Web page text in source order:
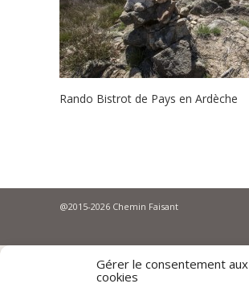
Gérer le consentement aux
cookies
Rando Bistrot de Pays en Ardèche
@2015-2026 Chemin Faisant